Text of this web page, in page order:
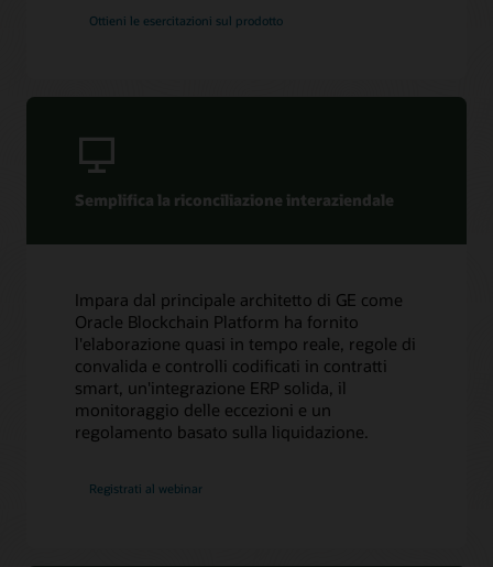
Servizi di esecuzione e gestione Oracle
e mito
Ottieni le esercitazioni sul prodotto
Semplifica la riconciliazione interaziendale
Impara dal principale architetto di GE come
Oracle Blockchain Platform ha fornito
l'elaborazione quasi in tempo reale, regole di
convalida e controlli codificati in contratti
smart, un'integrazione ERP solida, il
monitoraggio delle eccezioni e un
regolamento basato sulla liquidazione.
Registrati al webinar